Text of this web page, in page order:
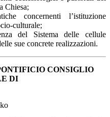
Chiesa;
concernenti l’istituzione
culturale;
del Sistema delle cellule
sue concrete realizzazioni.
CONSIGLIO
DI